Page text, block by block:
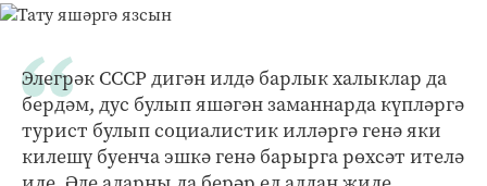
Элегрәк СССР дигән илдә барлык халыклар да
бердәм, дус булып яшәгән заманнарда күпләргә
турист булып социалистик илләргә генә яки
килешү буенча эшкә генә барырга рөхсәт ителә